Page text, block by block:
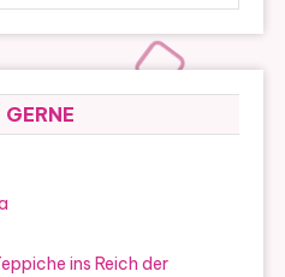
ins Reich der